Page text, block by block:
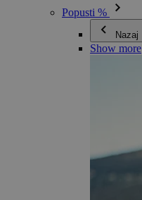
Popusti %
Nazaj
Show more